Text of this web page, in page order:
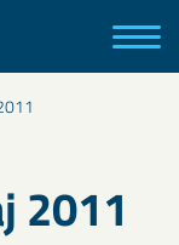
2011